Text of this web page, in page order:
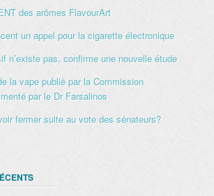
des arômes FlavourArt
un appel pour la cigarette électronique
n’existe pas, confirme une nouvelle étude
la vape publié par la Commission
par le Dr Farsalinos
fermer suite au vote des sénateurs?